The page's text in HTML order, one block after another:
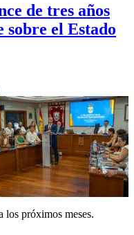
de tres años
sobre el Estado
los próximos meses.